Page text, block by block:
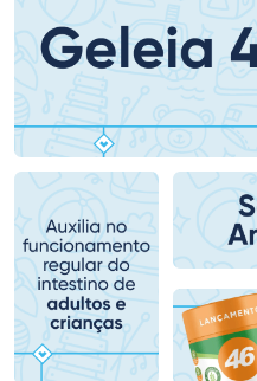
Ativar Desconto
Comprar sem Desconto
Por R$ 78,99/cada
Comprar sem Desconto
Por R$ 78,99/cada